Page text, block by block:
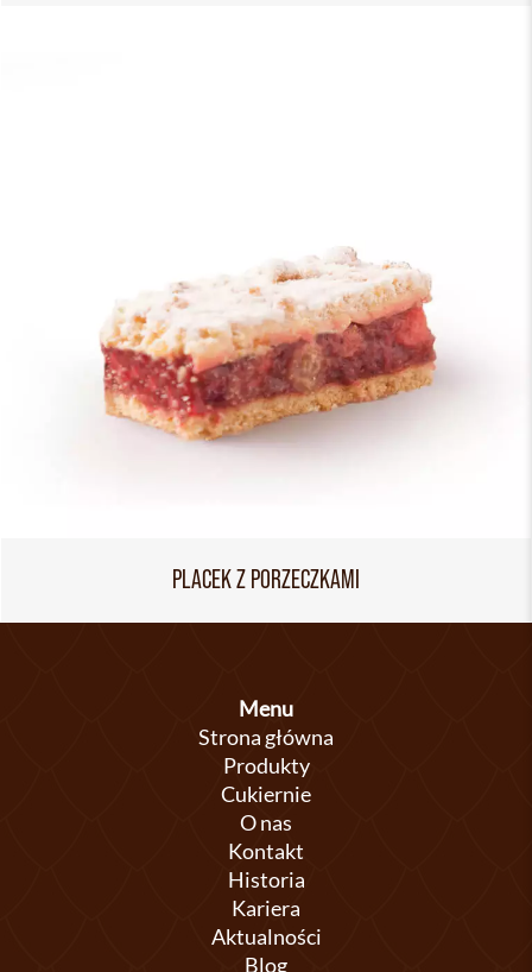
PLACEK Z PORZECZKAMI
Menu
Strona główna
Produkty
Cukiernie
O nas
Kontakt
Historia
Kariera
Aktualności
Blog